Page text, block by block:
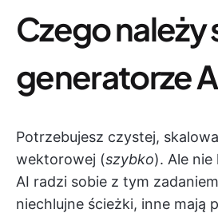
Czego należy
generatorze
Potrzebujesz czystej,
wektorowej (szybko). Ale
AI radzi sobie z tym
niechlujne ścieżki, inne mają